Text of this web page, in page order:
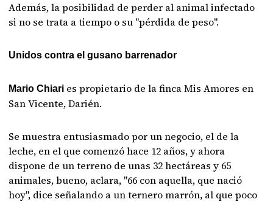
Además, la posibilidad de perder al animal infectado
si no se trata a tiempo o su "pérdida de peso".
Unidos contra el gusano barrenador
Mario Chiari es propietario de la finca Mis Amores en
San Vicente, Darién.
Se muestra entusiasmado por un negocio, el de la
leche, en el que comenzó hace 12 años, y ahora
dispone de un terreno de unas 32 hectáreas y 65
animales, bueno, aclara, "66 con aquella, que nació
hoy", dice señalando a un ternero marrón, al que poco